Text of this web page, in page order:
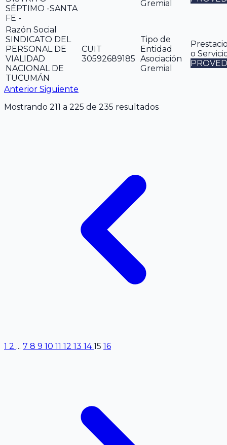
SÉPTIMO -SANTA
FE -
Gremial
Razón Social
SINDICATO DEL
PERSONAL DE
VIALIDAD
NACIONAL DE
TUCUMÁN
CUIT
30592689185
Tipo de
Entidad
Asociación
Gremial
o
Anterior Siguiente
Mostrando 211 a 225 de 235 resultados
1 2 ... 7 8 9 10 11 12 13 1415 16